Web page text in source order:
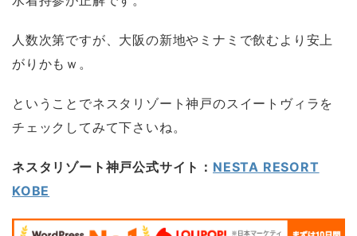
人数次第ですが、大阪の新地やミナミで飲むより安上
がりかもｗ。
ということでネスタリゾート神戸のスイートヴィラを
チェックしてみて下さいね。
ネスタリゾート神戸公式サイト： NESTA RESORT
KOBE